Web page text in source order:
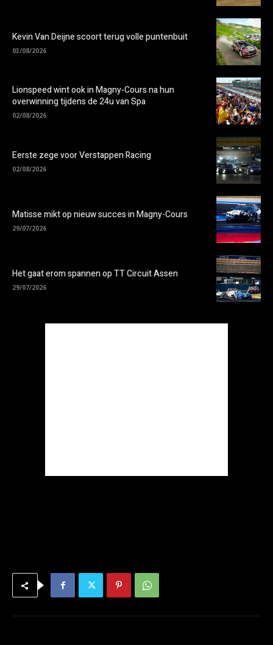
Kevin Van Deijne scoort terug volle puntenbuit
03/08/2026
Lionspeed wint ook in Magny-Cours na hun
overwinning tijdens de 24u van Spa
02/08/2026
Eerste zege voor Verstappen Racing
02/08/2026
Matisse mikt op nieuw succes in Magny-Cours
29/07/2026
Het gaat erom spannen op TT Circuit Assen
29/07/2026